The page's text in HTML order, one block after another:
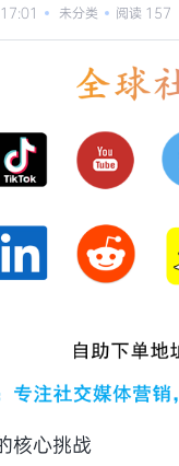
未分类 阅读 157
核心挑战